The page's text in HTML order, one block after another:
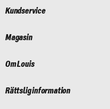
Kundservice
Magasin
Om Louis
Rättslig information